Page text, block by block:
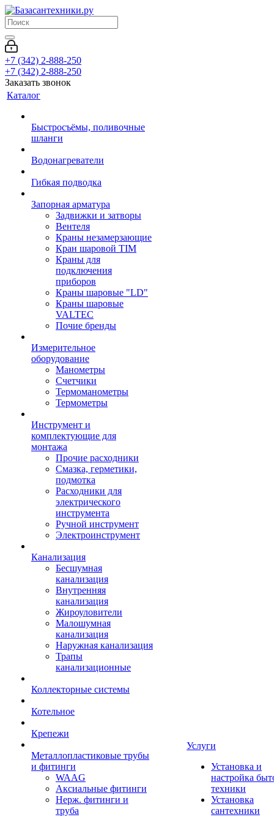
+7 (342) 2-888-250
+7 (342) 2-888-250
Заказать звонок
Каталог
Быстросъёмы, поливочные
шланги
Водонагреватели
Гибкая подводка
Запорная арматура
Задвижки и затворы
Вентеля
Краны незамерзающие
Кран шаровой TIM
Краны для
подключения
приборов
Краны шаровые "LD"
Краны шаровые
VALTEC
Почие бренды
Измерительное
оборудование
Манометры
Счетчики
Термоманометры
Термометры
Инструмент и
комплектующие для
монтажа
Прочие расходники
Смазка, герметики,
подмотка
Расходники для
электрического
инструмента
Ручной инструмент
Электроинструмент
Канализация
Бесшумная
канализация
Внутренняя
канализация
Жироуловители
Малошумная
канализация
Наружная канализация
Трапы
канализационные
Коллекторные системы
Котельное
Крепежи
Металлопластиковые трубы
и фитинги
WAAG
Аксиальные фитинги
Нерж. фитинги и
труба
Услуги
Установка и
настройка
техники
Установка
сантехники